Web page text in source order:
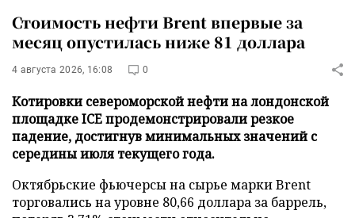
Стоимость нефти Brent впервые за
месяц опустилась ниже 81 доллара
4 августа 2026, 16:08 0
Котировки североморской нефти на лондонской
площадке ICE продемонстрировали резкое
падение, достигнув минимальных значений с
середины июля текущего года.
Октябрьские фьючерсы на сырье марки Brent
торговались на уровне 80,66 доллара за баррель,